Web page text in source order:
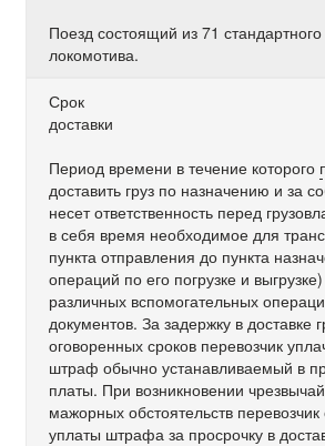
Поезд состоящий из 71 стандартного
локомотива.
Срок
доставки
Период времени в течение которого
доставить груз по назначению и за
несет ответственность перед
в себя время необходимое для
пункта отправления до пункта
операций по его погрузке и
различных вспомогательных
документов. За задержку в доставке
оговоренных сроков перевозчик
штраф обычно устанавливаемый в
платы. При возникновении
мажорных обстоятельств
уплаты штрафа за просрочку в